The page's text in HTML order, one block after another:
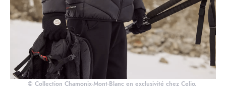
© Collection Chamonix-Mont-Blanc en exclusivité chez Celio.